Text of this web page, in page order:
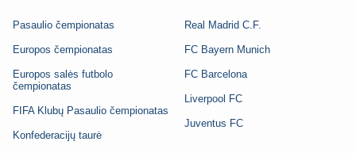
Pasaulio čempionatas
Europos čempionatas
Europos salės futbolo
čempionatas
FIFA Klubų Pasaulio čempionatas
Konfederacijų taurė
Real Madrid C.F.
FC Bayern Munich
FC Barcelona
Liverpool FC
Juventus FC